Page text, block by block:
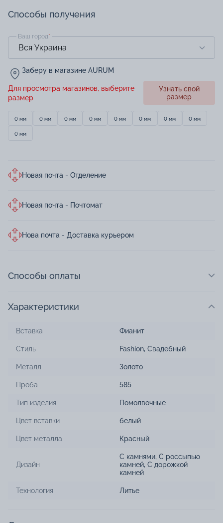
Способы получения
Ваш город*
Заберу в магазине AURUM
Для просмотра магазинов, выберите
размер
Узнать свой
размер
0 мм 0 мм 0 мм 0 мм 0 мм 0 мм 0 мм 0 мм
0 мм
Новая почта - Отделение
Новая почта - Почтомат
Нова почта - Доставка курьером
Способы оплаты
Характеристики
Вставка Фианит
Стиль Fashion, Свадебный
Металл Золото
Проба 585
Тип изделия Помолвочные
Цвет вставки белый
Цвет металла Красный
Дизайн
С камнями, С россыпью
камней, С дорожкой
камней
Технология Литье